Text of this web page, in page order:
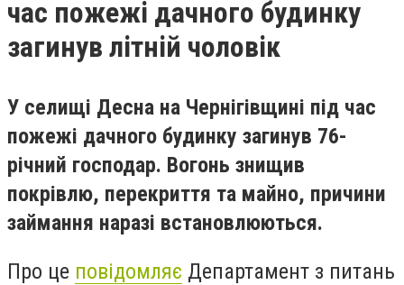
час пожежі дачного будинку
загинув літній чоловік
У селищі Десна на Чернігівщині під час
пожежі дачного будинку загинув 76-
річний господар. Вогонь знищив
покрівлю, перекриття та майно, причини
займання наразі встановлюються.
Про це повідомляє Департамент з питань